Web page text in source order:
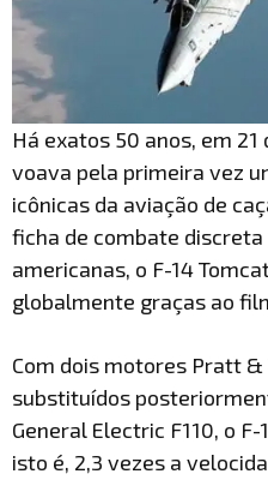
Há exatos 50 anos, em 21
voava pela primeira vez
icônicas da aviação de
ficha de combate
americanas, o F-14
globalmente graças ao
Com dois motores Pratt
substituídos
General Electric F110, o
isto é, 2,3 vezes a